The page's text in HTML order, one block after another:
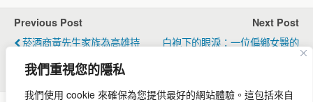
我們重視您的隱私
我們使用 cookie 來確保為您提供最好的網站體驗。 這包括來自
e
b
o
o
a
d
s
g
er
e
st
Previous Post
菸酒商黃先生家族為高雄持
Next Post
白袍下的眼淚：一位偏鄉女醫的